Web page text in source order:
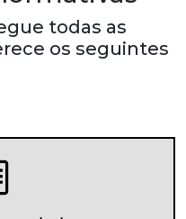
todas as
os seguintes